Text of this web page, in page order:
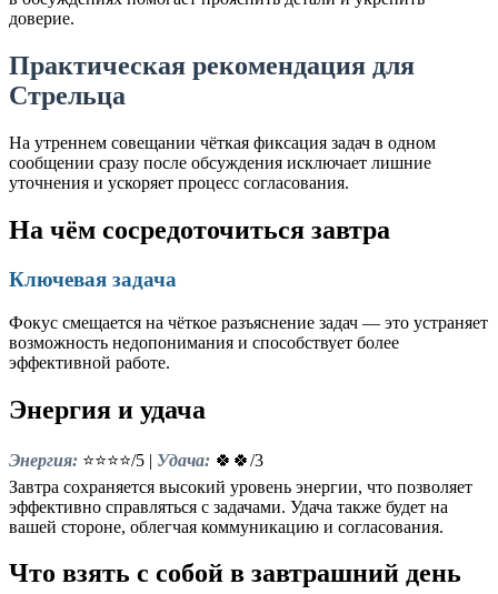
доверие.
Практическая рекомендация для
Стрельца
На утреннем совещании чёткая фиксация задач в одном
сообщении сразу после обсуждения исключает лишние
уточнения и ускоряет процесс согласования.
На чём сосредоточиться завтра
Ключевая задача
Фокус смещается на чёткое разъяснение задач — это устраняет
возможность недопонимания и способствует более
эффективной работе.
Энергия и удача
Энергия: ⭐⭐⭐⭐/5 | Удача: 🍀🍀/3
Завтра сохраняется высокий уровень энергии, что позволяет
эффективно справляться с задачами. Удача также будет на
вашей стороне, облегчая коммуникацию и согласования.
Что взять с собой в завтрашний день